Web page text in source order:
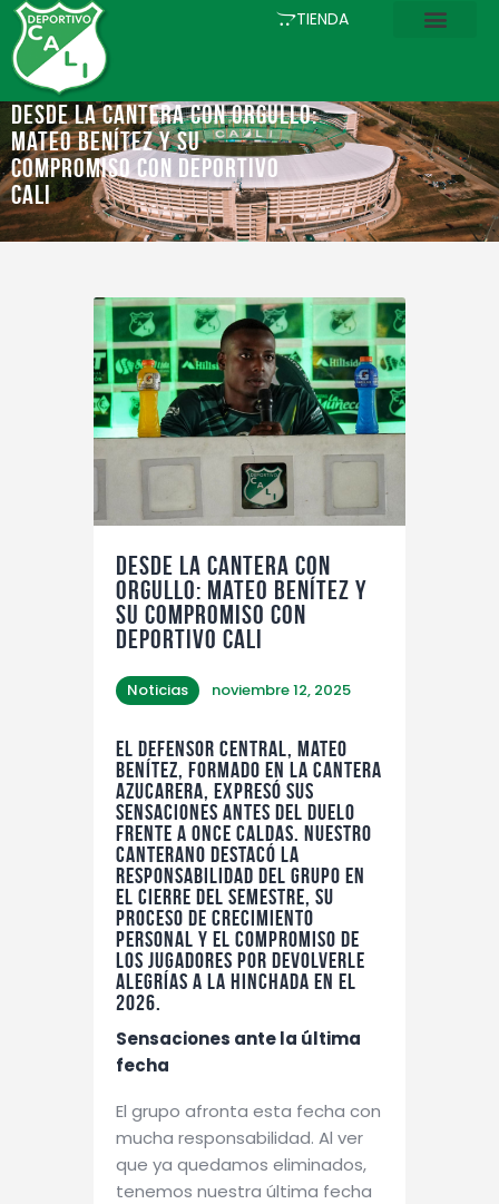
TIENDA
Desde la cantera con orgullo:
Mateo Benítez y su
compromiso con Deportivo
Cali
INICIO
COMUNICACIONES
EL CLUB
FÚTBOL
ACADEMIA
ESTADIO
PQRS
TIENDA
Desde la cantera con
orgullo: Mateo Benítez y
su compromiso con
Deportivo Cali
Noticias noviembre 12, 2025
El defensor central, Mateo
Benítez, formado en la cantera
azucarera, expresó sus
sensaciones antes del duelo
frente a Once Caldas. Nuestro
canterano destacó la
responsabilidad del grupo en
el cierre del semestre, su
proceso de crecimiento
personal y el compromiso de
los jugadores por devolverle
alegrías a la hinchada en el
2026.
Sensaciones ante la última
fecha
El grupo afronta esta fecha con
mucha responsabilidad. Al ver
que ya quedamos eliminados,
tenemos nuestra última fecha